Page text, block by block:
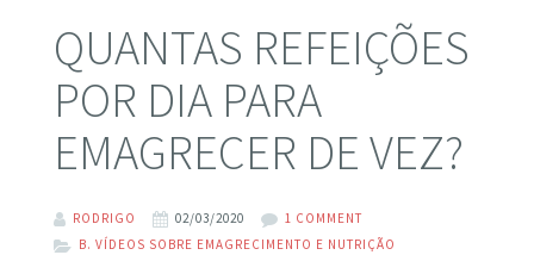
QUANTAS REFEIÇÕES
POR DIA PARA
EMAGRECER DE VEZ?
RODRIGO 02/03/2020
1 COMMENT
B. VÍDEOS SOBRE EMAGRECIMENTO E NUTRIÇÃO